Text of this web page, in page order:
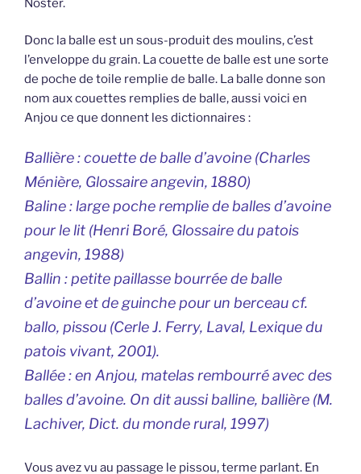
Donc la balle est un sous-produit des moulins, c’est
l’enveloppe du grain. La couette de balle est une sorte
de poche de toile remplie de balle. La balle donne son
nom aux couettes remplies de balle, aussi voici en
Anjou ce que donnent les dictionnaires :
Ballière : couette de balle d’avoine (Charles
Ménière, Glossaire angevin, 1880)
Baline : large poche remplie de balles d’avoine
pour le lit (Henri Boré, Glossaire du patois
angevin, 1988)
Ballin : petite paillasse bourrée de balle
d’avoine et de guinche pour un berceau cf.
ballo, pissou (Cerle J. Ferry, Laval, Lexique du
patois vivant, 2001).
Ballée : en Anjou, matelas rembourré avec des
balles d’avoine. On dit aussi balline, ballière (M.
Lachiver, Dict. du monde rural, 1997)
Vous avez vu au passage le pissou, terme parlant. En